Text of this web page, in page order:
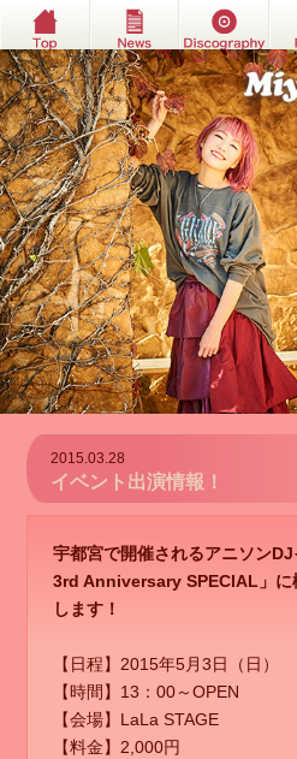
2015.03.28
イベント出演情報！
宇都宮で開催されるアニソン
3rd Anniversary SPECIAL」に
します！
【日程】2015年5月3日（日）
【時間】13：00～OPEN
【会場】LaLa STAGE
【料金】2,000円